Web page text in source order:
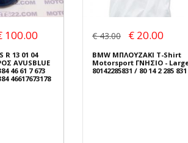
100.00
R 13 01 04
AVUSBLUE
46 61 7 673
46617673178
€ 43.00 € 20.00
BMW ΜΠΛΟΥΖΑΚΙ T-Shirt
Motorsport ΓΝΗΣΙΟ -
80142285831 / 80 14 2 285 831